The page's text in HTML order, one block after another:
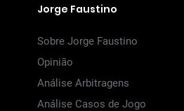
Jorge Faustino
Sobre Jorge Faustino
Opinião
Análise Arbitragens
Análise Casos de Jogo